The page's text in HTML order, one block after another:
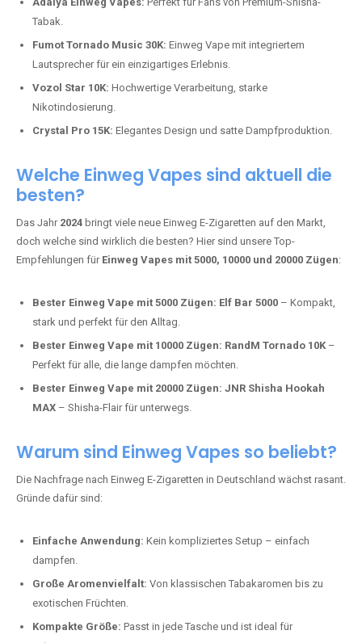
Tabak.
Fumot Tornado Music 30K: Einweg Vape mit integriertem
Lautsprecher für ein einzigartiges Erlebnis.
Vozol Star 10K: Hochwertige Verarbeitung, starke
Nikotindosierung.
Crystal Pro 15K: Elegantes Design und satte Dampfproduktion.
Welche Einweg Vapes sind aktuell die
besten?
Das Jahr 2024 bringt viele neue Einweg E-Zigaretten auf den Markt,
doch welche sind wirklich die besten? Hier sind unsere Top-
Empfehlungen für Einweg Vapes mit 5000, 10000 und 20000 Zügen:
Bester Einweg Vape mit 5000 Zügen: Elf Bar 5000 – Kompakt,
stark und perfekt für den Alltag.
Bester Einweg Vape mit 10000 Zügen: RandM Tornado 10K –
Perfekt für alle, die lange dampfen möchten.
Bester Einweg Vape mit 20000 Zügen: JNR Shisha Hookah
MAX – Shisha-Flair für unterwegs.
Warum sind Einweg Vapes so beliebt?
Die Nachfrage nach Einweg E-Zigaretten in Deutschland wächst rasant.
Gründe dafür sind:
Einfache Anwendung: Kein kompliziertes Setup – einfach
dampfen.
Große Aromenvielfalt: Von klassischen Tabakaromen bis zu
exotischen Früchten.
Kompakte Größe: Passt in jede Tasche und ist ideal für